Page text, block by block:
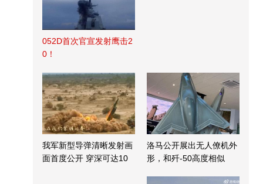
052D首次官宣发射鹰击2
0！
我军新型导弹清晰发射画
面首度公开 穿深可达10
洛马公开展出无人僚机外
形，和歼-50高度相似